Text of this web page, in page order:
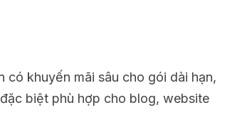
khuyến mãi sâu cho gói dài hạn,
biệt phù hợp cho blog, website